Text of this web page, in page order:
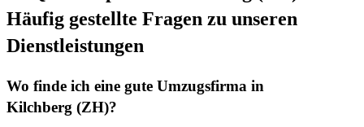
Häufig gestellte Fragen zu unseren
Dienstleistungen
Wo finde ich eine gute Umzugsfirma in
Kilchberg (ZH)?